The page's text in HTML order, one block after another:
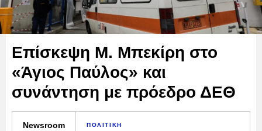
Επίσκεψη Μ. Μπεκίρη στο
«Άγιος Παύλος» και
συνάντηση με πρόεδρο ΔΕΘ
Newsroom ΠΟΛΙΤΙΚΗ